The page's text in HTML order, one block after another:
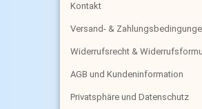
Kontakt
Versand- &
Widerrufsrecht &
AGB und Kundeninformation
Privatsphäre und Datenschutz